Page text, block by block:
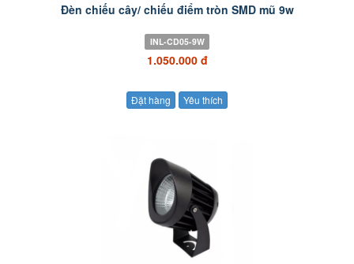
Đèn chiếu cây/ chiếu điểm tròn SMD mũ 9w
INL-CD05-9W
1.050.000 đ
Đặt hàng Yêu thích